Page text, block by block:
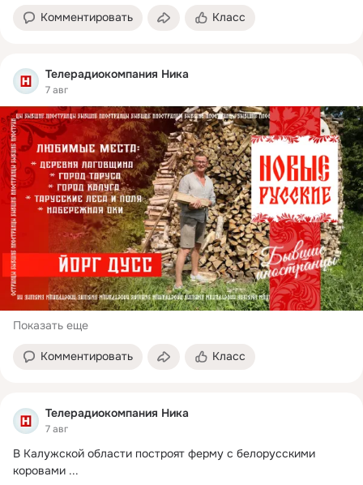
Комментировать Класс
Телерадиокомпания Ника
7 авг
Показать еще
Комментировать Класс
Телерадиокомпания Ника
7 авг
В Калужской области построят ферму с белорусскими
коровами ...